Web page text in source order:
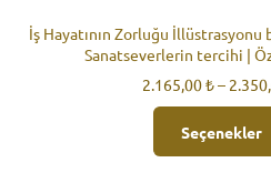
İş Hayatının Zorluğu İllüstrasyonu
Sanatseverlerin tercihi |
2.165,00₺–
Seçenekler